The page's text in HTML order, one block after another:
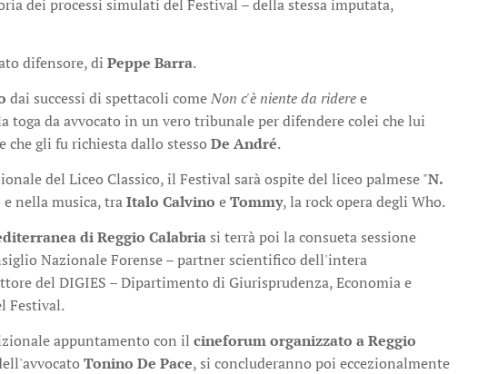
dei processi simulati del Festival – della stessa imputata,
difensore, di Peppe Barra.
dai successi di spettacoli comeNon c'è niente da rideree
toga da avvocato in un vero tribunale per difendere colei che lui
gli fu richiesta dallo stesso De André.
del Liceo Classico, il Festival sarà ospite del liceo palmese "N.
nella musica, traItalo Calvino eTommy, la rock opera degli Who.
di Reggio Calabria si terrà poi la consueta sessione
Nazionale Forense – partner scientifico dell'intera
del DIGIES – Dipartimento di Giurisprudenza, Economia e
Festival.
appuntamento con il cineforum organizzato a Reggio
Tonino De Pace, si concluderanno poi eccezionalmente